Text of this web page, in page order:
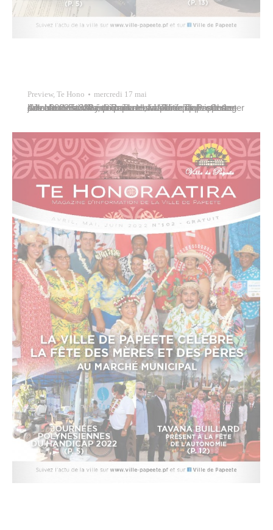
Preview, Te Hono mercredi 17 mai
A la Une : Ea Ways i Papeete, la santé par le sport et une alimentation équilibrée – La Ville de Papeete se dote de terminaux de paiement électronique – Changer de nom de famille, procédure simplifiée depuis le 1er juillet 2022 – 33e édition du Heiva Rima’i à Papeete – L’évènement « Partir en livre »…